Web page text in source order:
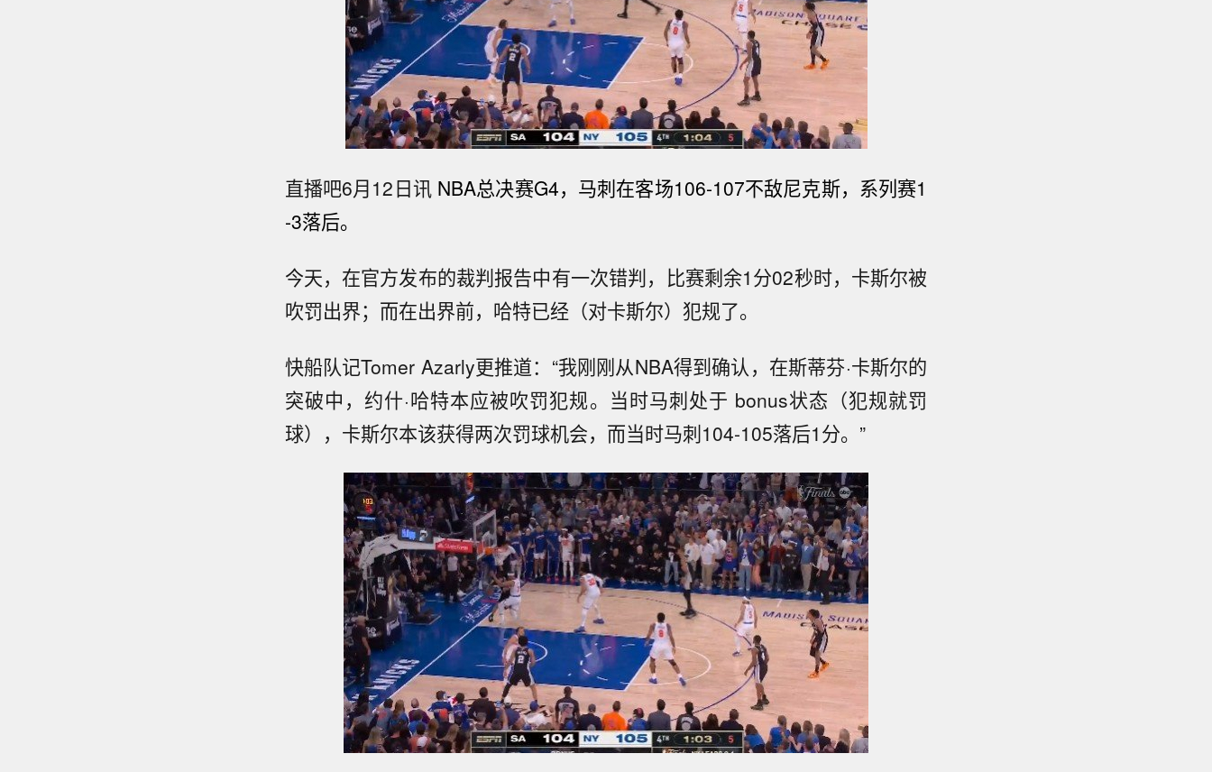
直播吧6月12日讯 NBA总决赛G4，马刺在客场106-107不敌尼克斯，系列赛1
-3落后。
今天，在官方发布的裁判报告中有一次错判，比赛剩余1分02秒时，卡斯尔被
吹罚出界；而在出界前，哈特已经（对卡斯尔）犯规了。
快船队记Tomer Azarly更推道：“我刚刚从NBA得到确认，在斯蒂芬·卡斯尔的
突破中，约什·哈特本应被吹罚犯规。当时马刺处于 bonus状态（犯规就罚
球），卡斯尔本该获得两次罚球机会，而当时马刺104-105落后1分。”